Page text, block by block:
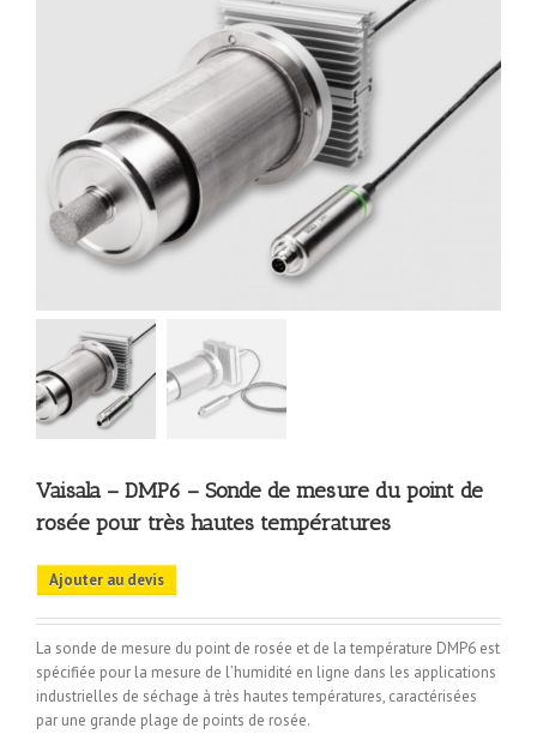
Vaisala – DMP6 – Sonde de mesure du point de
rosée pour très hautes températures
Ajouter au devis
La sonde de mesure du point de rosée et de la température DMP6 est
spécifiée pour la mesure de l’humidité en ligne dans les applications
industrielles de séchage à très hautes températures, caractérisées
par une grande plage de points de rosée.